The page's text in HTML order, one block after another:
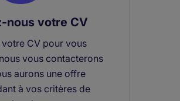
nous votre CV
CV pour vous
vous contacterons
aurons une offre
à vos critères de